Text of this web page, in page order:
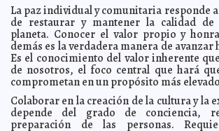
2012-06-28 06:41:21 Dentro de 50 años, tener cáncer
tener un catarro A7
2012-06-28 06:39:49 Que Shakira se hizo blanquear
A7
2012-06-28 06:37:20 Calderón sería titular de la PGR A7
2012-06-28 06:35:35 Encuentran fosa común frente a
2012-06-28 06:34:26 Rupert Murdoch dividiría su
2012-06-28 06:33:16 Turquía apunta hacia Siria A7
La paz individual y comunitaria responde
de restaurar y mantener la calidad
planeta. Conocer el valor propio y
demás es la verdadera manera de avanzar
Es el conocimiento del valor inherente
de nosotros, el foco central que hará
comprometan en un propósito más
Colaborar en la creación de la cultura y la
depende del grado de conciencia,
preparación de las personas.